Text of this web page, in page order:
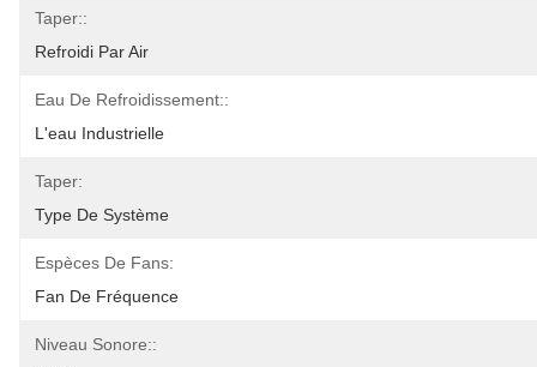
Taper::
Refroidi Par Air
Eau De Refroidissement::
L'eau Industrielle
Taper:
Type De Système
Espèces De Fans:
Fan De Fréquence
Niveau Sonore::